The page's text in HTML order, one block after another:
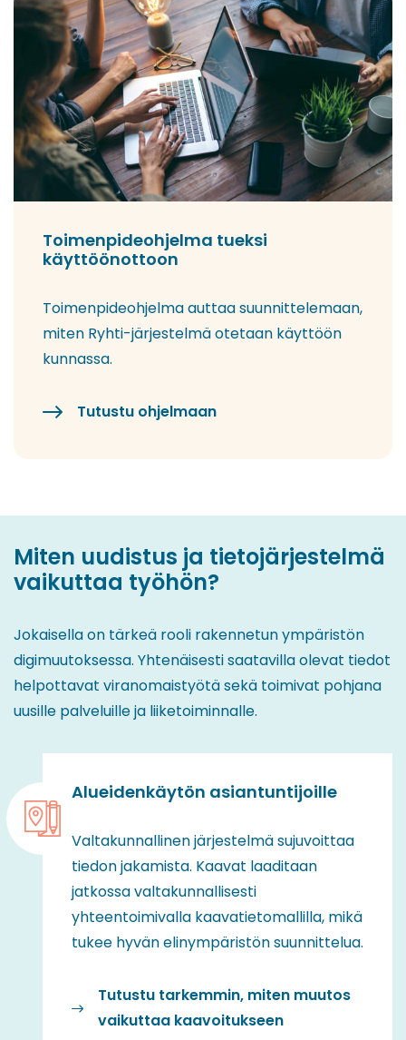
Toimenpideohjelma tueksi
käyttöönottoon
Toimenpideohjelma auttaa suunnittelemaan,
miten Ryhti-järjestelmä otetaan käyttöön
kunnassa.
Tutustu ohjelmaan
Miten uudistus ja tietojärjestelmä
vaikuttaa työhön?
Jokaisella on tärkeä rooli rakennetun ympäristön
digimuutoksessa. Yhtenäisesti saatavilla olevat tiedot
helpottavat viranomaistyötä sekä toimivat pohjana
uusille palveluille ja liiketoiminnalle.
Alueidenkäytön asiantuntijoille
Valtakunnallinen järjestelmä sujuvoittaa
tiedon jakamista. Kaavat laaditaan
jatkossa valtakunnallisesti
yhteentoimivalla kaavatietomallilla, mikä
tukee hyvän elinympäristön suunnittelua.
Tutustu tarkemmin, miten muutos
vaikuttaa kaavoitukseen